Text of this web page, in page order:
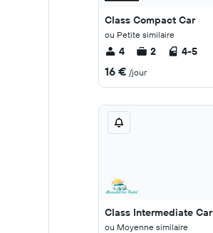
Class Compact Car
ou Petite similaire
4 2 4-5
16 € /jour
Class Intermediate Car
ou Moyenne similaire